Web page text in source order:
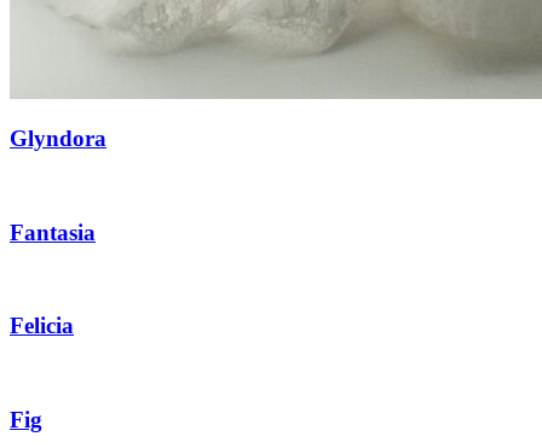
Glyndora
Fantasia
Felicia
Fig